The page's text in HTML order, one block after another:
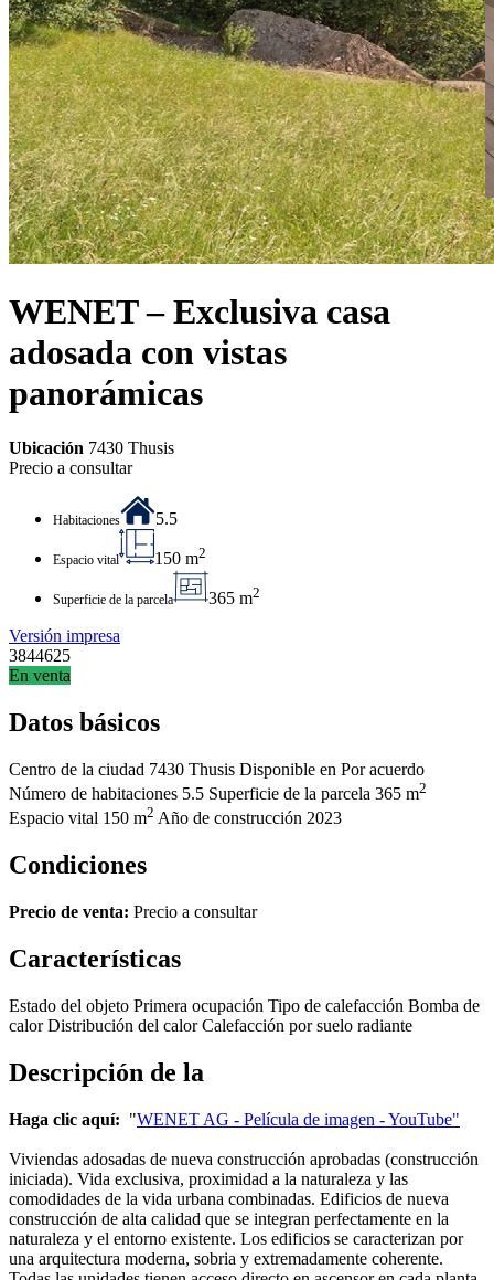
WENET – Exclusiva casa
adosada con vistas
panorámicas
Ubicación 7430 Thusis
Precio a consultar
Habitaciones 5.5
Espacio vital 150 m2
Superficie de la parcela 365 m2
Versión impresa
3844625
En venta
Datos básicos
Centro de la ciudad 7430 Thusis Disponible en Por acuerdo
Número de habitaciones 5.5 Superficie de la parcela 365 m2
Espacio vital 150 m2 Año de construcción 2023
Condiciones
Precio de venta: Precio a consultar
Características
Estado del objeto Primera ocupación Tipo de calefacción Bomba de
calor Distribución del calor Calefacción por suelo radiante
Descripción de la
Haga clic aquí: "WENET AG - Película de imagen - YouTube"
Viviendas adosadas de nueva construcción aprobadas (construcción
iniciada). Vida exclusiva, proximidad a la naturaleza y las
comodidades de la vida urbana combinadas. Edificios de nueva
construcción de alta calidad que se integran perfectamente en la
naturaleza y el entorno existente. Los edificios se caracterizan por
una arquitectura moderna, sobria y extremadamente coherente.